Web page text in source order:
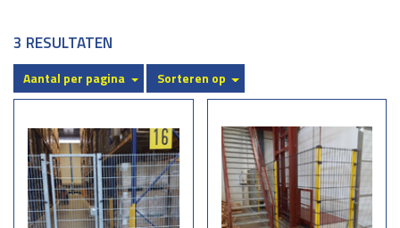
Wat zijn dubbelstaafmatten?
horizontale staven en een verticale staaf, wat zorgt voor optimale
sterkte en stabiliteit. Ze zijn populair vanwege hun robuustheid, lange
levensduur en veelzijdigheid. Deze hekwerken zijn verkrijgbaar in
diverse afmetingen, kleuren en afwerkingen, zoals verzinkt of
gepoedercoat, zodat ze perfect aansluiten bij uw wensen.
3 RESULTATEN
Aantal per pagina Sorteren op